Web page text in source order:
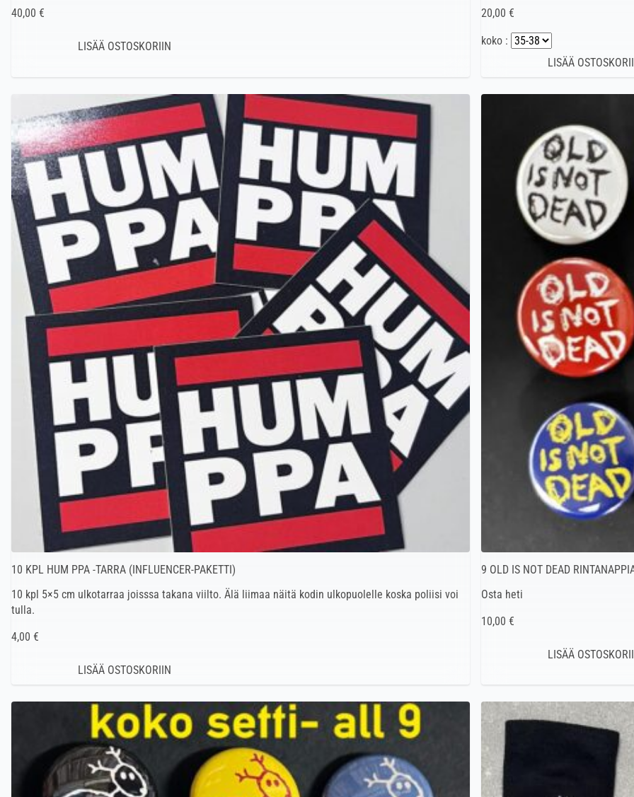
40,00 €
20,00 €
koko :
10 KPL HUM PPA -TARRA (INFLUENCER-PAKETTI)
10 kpl 5×5 cm ulkotarraa joisssa takana viilto. Älä liimaa näitä kodin ulkopuolelle koska poliisi voi
tulla.
4,00 €
9 OLD IS NOT DEAD
Osta heti
10,00 €